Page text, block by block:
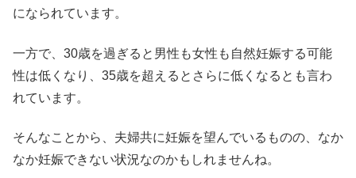
になられています。
一方で、30歳を過ぎると男性も女性も自然妊娠する可能
性は低くなり、35歳を超えるとさらに低くなるとも言わ
れています。
そんなことから、夫婦共に妊娠を望んでいるものの、なか
なか妊娠できない状況なのかもしれませんね。